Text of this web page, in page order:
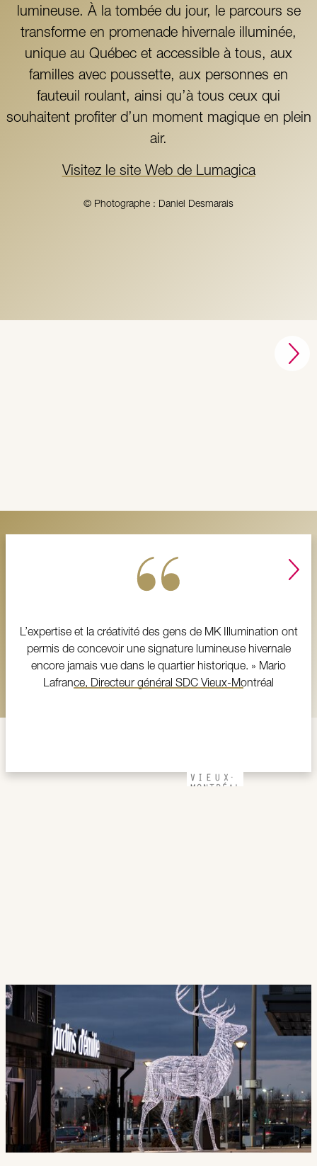
lumineuse. À la tombée du jour, le parcours se
transforme en promenade hivernale illuminée,
unique au Québec et accessible à tous, aux
familles avec poussette, aux personnes en
fauteuil roulant, ainsi qu’à tous ceux qui
souhaitent profiter d’un moment magique en plein
air.
Visitez le site Web de Lumagica
© Photographe : Daniel Desmarais
L’expertise et la créativité des gens de MK Illumination ont
permis de concevoir une signature lumineuse hivernale
encore jamais vue dans le quartier historique. » Mario
Lafrance, Directeur général SDC Vieux-Montréal
Contactez-nous
Nous sommes impatients de transformer votre
lieu en une véritable expérience lumineuse avec
nos produits et concepts créatifs.